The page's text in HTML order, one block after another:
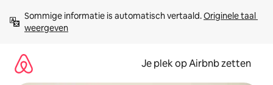
direct
naar
Sommige informatie is automatisch vertaald. Originele taal
weergeven
Je plek op Airbnb zetten